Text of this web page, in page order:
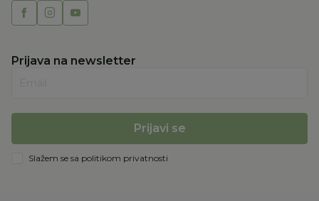
Prijava na newsletter
Prijavi se
Slažem se sa politikom privatnosti